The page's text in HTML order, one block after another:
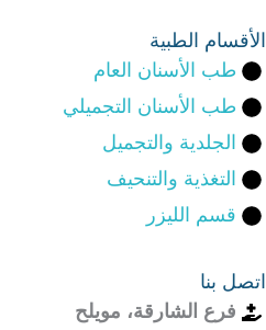
الأقسام الطبية
طب الأسنان العام
طب الأسنان التجميلي
الجلدية والتجميل
التغذية والتنحيف
قسم الليزر
اتصل بنا
فرع الشارقة، مويلح